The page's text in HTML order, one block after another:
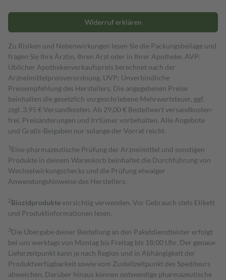
Widerruf erklären
Zu Risiken und Nebenwirkungen lesen Sie die Packungsbeilage und
fragen Sie Ihre Ärztin, Ihren Arzt oder in Ihrer Apotheke. AVP:
Üblicher Apothekenverkaufspreis berechnet nach der
Arzneimittelpreisverordnung. UVP: Unverbindliche
Preisempfehlung des Herstellers. Die angegebenen Preise
beinhalten die gesetzlich vorgeschriebene Mehrwertsteuer, ggf.
zzgl. 3,95 € Versandkosten. Ab 29,00 € Bestell­wert versand­kosten­
frei. Preisänderungen und Irrtümer vorbehalten. Alle Angebote
und Gratis-Beigaben nur solange der Vorrat reicht.
1 Eine pharmazeutische Prüfung der Arzneimittel und sonstigen
Produkte in deinem Warenkorb beinhaltet die Durchführung von
Wechselwirkungschecks und die Prüfung etwaiger
Anwendungshinweise des Herstellers.
2Biozidproduktevorsichtig verwenden. Vor Gebrauch stets Etikett
und Produktinformationen lesen.
3Die Übergabe deiner Bestellung an den Paketdienstleister erfolgt
bei uns werktags von Montag bis Freitag bis 18:00 Uhr. Der genaue
Lieferzeitpunkt kann je nach Region und in Abhängigkeit der
Produktverfügbarkeit sowie vom Zustellzeitpunkt des Spediteurs
abweichen. Darüber hinaus können notwendige pharmazeutische